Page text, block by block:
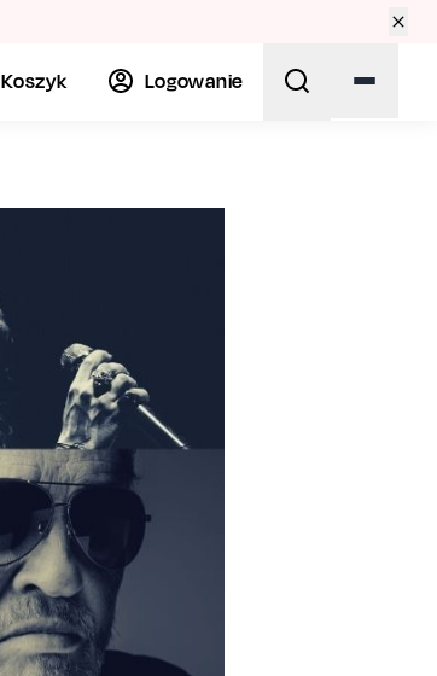
Koszyk Logowanie